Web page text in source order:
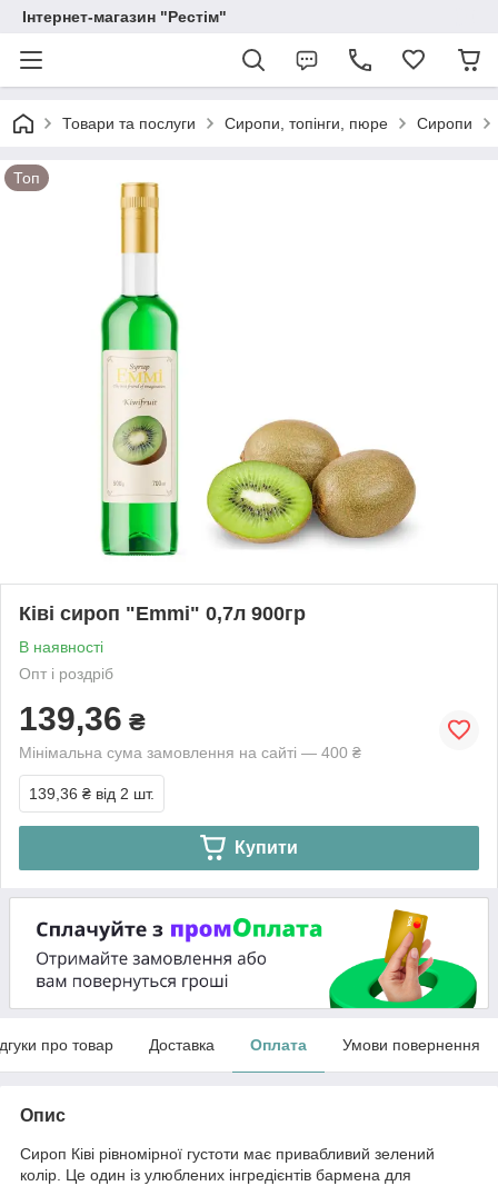
Інтернет-магазин "Рестім"
Товари та послуги Сиропи, топінги, пюре Сиропи
Топ
Ківі сироп "Emmi" 0,7л 900гр
В наявності
Опт і роздріб
139,36 ₴
Мінімальна сума замовлення на сайті — 400 ₴
139,36 ₴ від 2 шт.
Купити
про товар Доставка Оплата Умови повернення
Опис
Сироп Ківі рівномірної густоти має привабливий зелений
колір. Це один із улюблених інгредієнтів бармена для